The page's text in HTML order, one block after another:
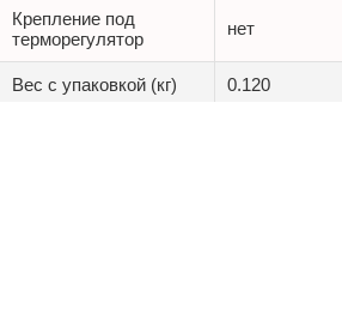
Крепление под
терморегулятор
нет
Вес c упаковкой (кг) 0.120